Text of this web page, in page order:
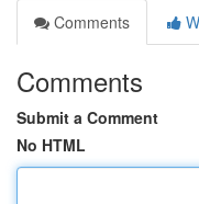
Comments
Comments
Submit a Comment
No HTML